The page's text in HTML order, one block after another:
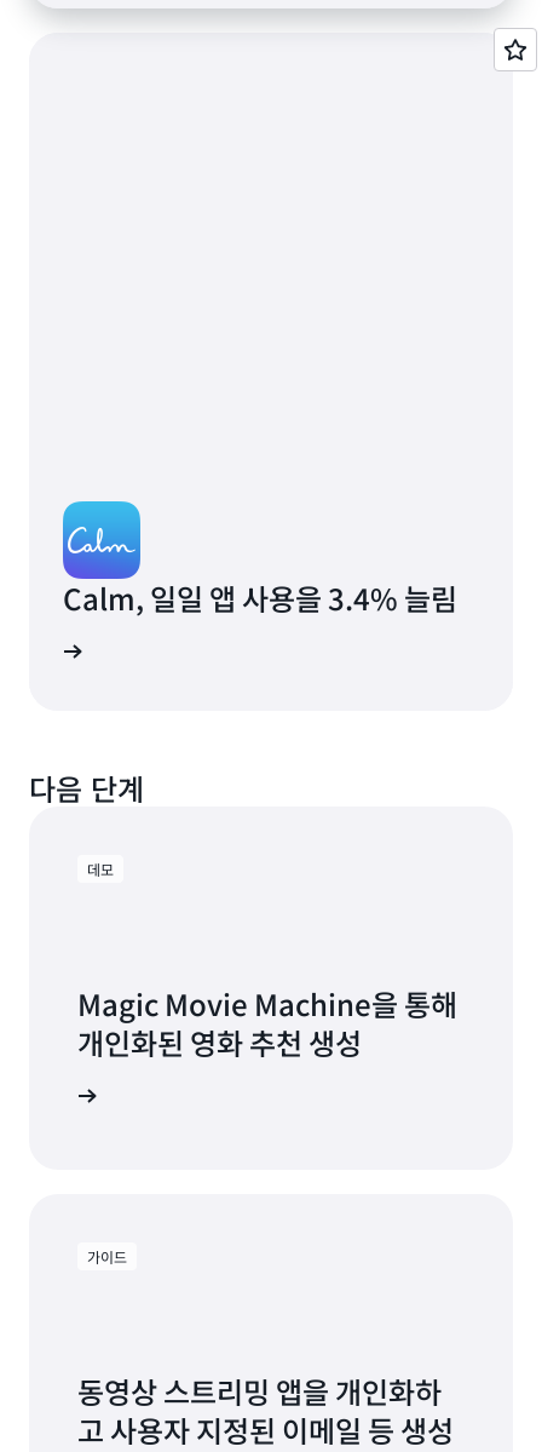
Calm, 일일 앱 사용을 3.4% 늘림
다음 단계
데모
Magic Movie Machine을 통해
개인화된 영화 추천 생성
가이드
동영상 스트리밍 앱을 개인화하
고 사용자 지정된 이메일 등 생성